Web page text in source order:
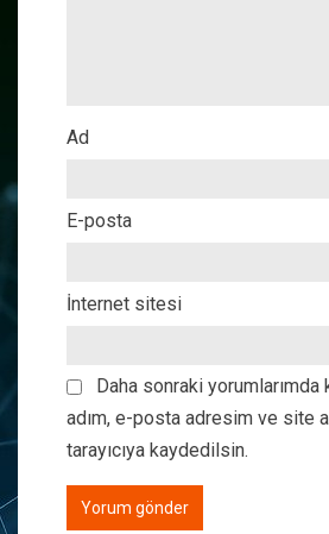
Ad
E-posta
İnternet sitesi
Daha sonraki yorumlarımda
adım, e-posta adresim ve site
tarayıcıya kaydedilsin.